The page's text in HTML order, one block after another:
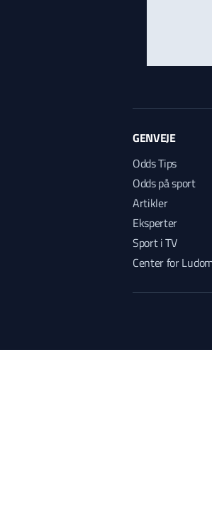
GENVEJE
Odds Tips
Odds på sport
Artikler
Eksperter
Sport i TV
Center for